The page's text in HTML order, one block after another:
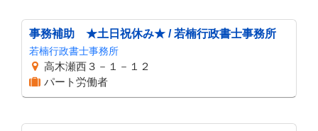
事務補助 ★土日祝休み★ / 若楠行政書士事務所
若楠行政書士事務所
高木瀬西３－１－１２
パート労働者